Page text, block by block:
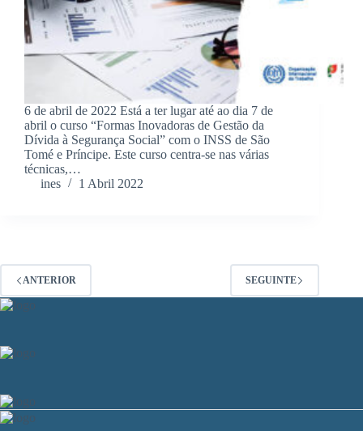
6 de abril de 2022 Está a ter lugar até ao dia 7 de
abril o curso “Formas Inovadoras de Gestão da
Dívida à Segurança Social” com o INSS de São
Tomé e Príncipe. Este curso centra-se nas várias
técnicas,…
ines
1 Abril 2022
ANTERIOR SEGUINTE